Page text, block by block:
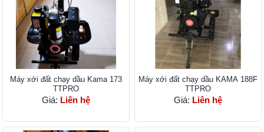
Máy xới đất chạy dầu Kama 173
TTPRO
Giá: Liên hệ
Máy xới đất chạy dầu KAMA 188F
TTPRO
Giá: Liên hệ